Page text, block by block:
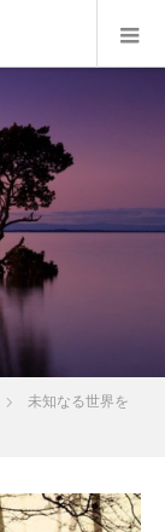
未知なる世界を